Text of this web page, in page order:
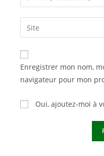
comment
your
email
address
comment
Saisir
l’URL
de
votre
(facultatif)
Enregistrer mon nom,
navigateur pour mon
Oui, ajoutez-moi à